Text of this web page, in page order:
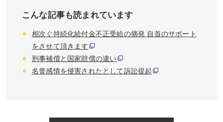
こんな記事も読まれています
相次ぐ持続化給付金不正受給の摘発 自首のサポート
をさせて頂きます
刑事補償と国家賠償の違い
名誉感情を侵害されたとして訴訟提起